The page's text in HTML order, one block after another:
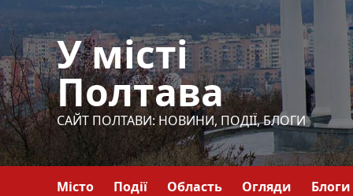
до
вмісту
У місті
Полтава
САЙТ ПОЛТАВИ: НОВИНИ, ПОДІЇ, БЛОГИ
Місто Події Область Огляди Блоги